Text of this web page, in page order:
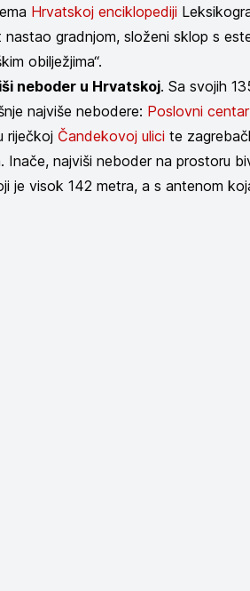
Hrvatskoj enciklopediji
nastao gradnjom, složeni sklop s
obilježjima“.
neboder u Hrvatskoj. Sa svojih
najviše nebodere: Poslovni
riječkoj Čandekovoj ulici te
Inače, najviši neboder na prostoru
je visok 142 metra, a s antenom